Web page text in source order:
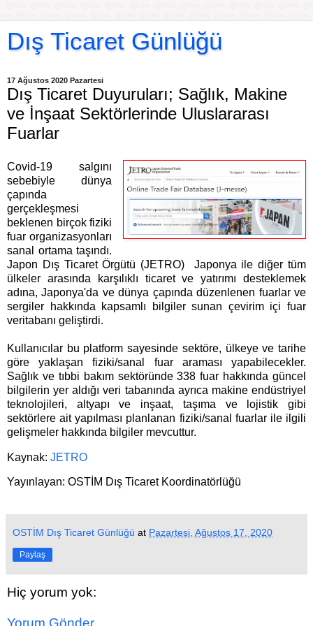
Dış Ticaret Günlüğü
17 Ağustos 2020 Pazartesi
Dış Ticaret Duyuruları; Sağlık, Makine
ve İnşaat Sektörlerinde Uluslararası
Fuarlar
Covid-19 salgını
sebebiyle dünya
çapında
gerçekleşmesi
beklenen birçok fiziki
fuar organizasyonları
sanal ortama taşındı.
Japon Dış Ticaret Örgütü (JETRO) Japonya ile diğer tüm
ülkeler arasında karşılıklı ticaret ve yatırımı desteklemek
adına, Japonya'da ve dünya çapında düzenlenen fuarlar ve
sergiler hakkında kapsamlı bilgiler sunan çevirim içi fuar
veritabanı geliştirdi.
Kullanıcılar bu platform sayesinde sektöre, ülkeye ve tarihe
göre yaklaşan fiziki/sanal fuar araması yapabilecekler.
Sağlık ve tıbbi bakım sektöründe 338 fuar hakkında güncel
bilgilerin yer aldığı veri tabanında ayrıca makine endüstriyel
teknolojileri, altyapı ve inşaat, taşıma ve lojistik gibi
sektörlere ait yapılması planlanan fiziki/sanal fuarlar ile ilgili
gelişmeler hakkında bilgiler mevcuttur.
Kaynak: JETRO
Yayınlayan: OSTİM Dış Ticaret Koordinatörlüğü
OSTİM Dış Ticaret Günlüğü at Pazartesi, Ağustos 17, 2020
Paylaş
Hiç yorum yok:
Yorum Gönder